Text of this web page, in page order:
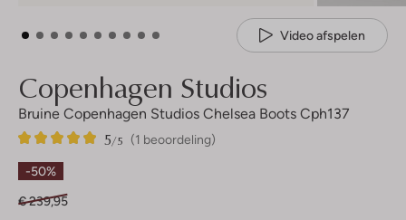
Video afspelen
Copenhagen Studios
Bruine Copenhagen Studios Chelsea Boots Cph137
(1 beoordeling)
5/5
1
5
Sterren
-50%
€ 239,95